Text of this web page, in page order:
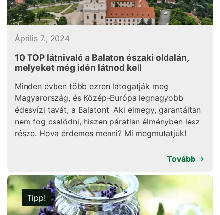
Április 7., 2024
10 TOP látnivaló a Balaton északi oldalán,
melyeket még idén látnod kell
Minden évben több ezren látogatják meg
Magyarország, és Közép-Európa legnagyobb
édesvízi tavát, a Balatont. Aki elmegy, garantáltan
nem fog csalódni, hiszen páratlan élményben lesz
része. Hova érdemes menni? Mi megmutatjuk!
Tovább
Tipp!